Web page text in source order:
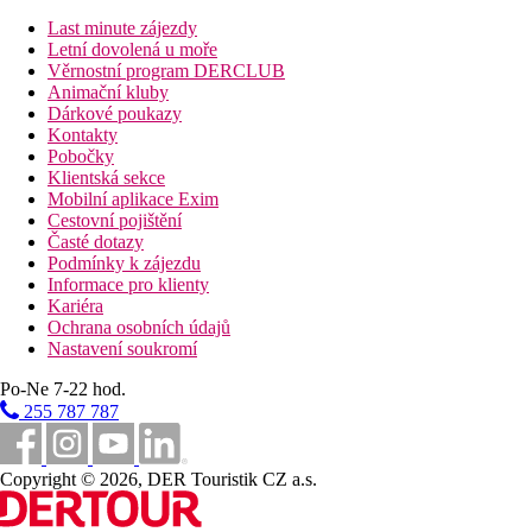
Snídaně formou bufetu (07.00–10.30 hod.)
Pozdní kontinentální snídaně s čerstvými croissanty a
Restaurace" Beach Society" (12.15-15.15 hod.)
*Italská á la carte restaurace Passage (13.00-15.00 &
"Spritzville" Pekařství & káva a spritz , čerstvé
*Vinný gastro bar "Wine Vibes" - výběr vín a řeckých
Casa del Gelato" Italská domácí zmrzlina (12.00-18.30
Večeře formou bufetu v restauraci "Beach Society"
*Řecká á la carte restaurace" The Greek Tray Club"
5 barů včetně baru u pláže
Nealkoholické a alkoholické nápoje (10.00-23.50 hod.)
Minibar doplněný v den příletu (dále pak každý sedmý den)
* Nutná rezervace min. 24 hodin dopředu, pro min. délku
Sportovní nabídka
Zdarma:tenisový kurt s vybavením (nutná rezervace,
lekce. Fitness (16+), 3x týdně pěší výlet
Za poplatek:
Zábava
Animační programy, každý večer živá hudba v baru,
Děti
Last minute zájezdy
Letní dovolená u moře
Věrnostní program DERCLUB
Animační kluby
Dárkové poukazy
Kontakty
Pobočky
Klientská sekce
Mobilní aplikace Exim
Cestovní pojištění
Časté dotazy
Podmínky k zájezdu
Informace pro klienty
Kariéra
Ochrana osobních údajů
Nastavení soukromí
Po-Ne 7-22 hod.
255 787 787
Copyright © 2026, DER Touristik CZ a.s.